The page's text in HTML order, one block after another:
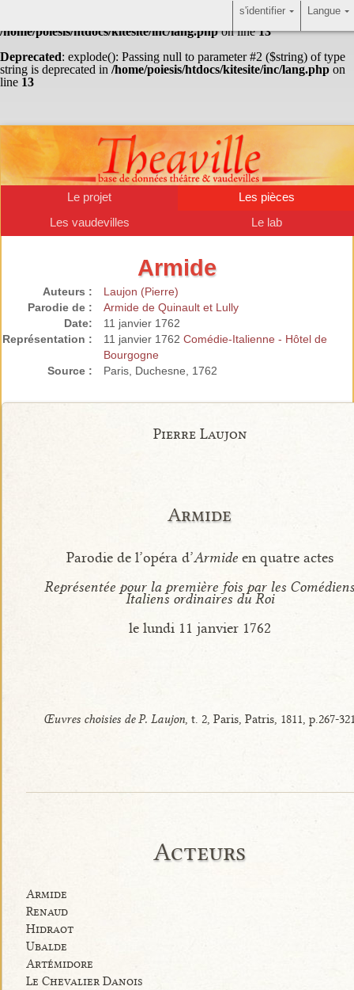
: Undefined array key "HTTP_ACCEPT_LANGUAGE" in
/home/poiesis/htdocs/kitesite/inc/lang.phpon line13
Deprecated: explode(): Passing null to parameter #2 ($string) of type
string is deprecated in /home/poiesis/htdocs/kitesite/inc/lang.php on
line 13
Le projet
Les pièces
Les vaudevilles
Le lab
Armide
Auteurs :
Laujon (Pierre)
Parodie de :
Armide de Quinault et Lully
Date:
11 janvier 1762
Représentation :
11 janvier 1762 Comédie-Italienne - Hôtel de
Bourgogne
Source :
Paris, Duchesne, 1762
Pierre Laujon
Armide
Parodie de l’opéra d’Armideen quatre actes
Représentée pour la première fois par les
Italiens ordinaires du Roi
le lundi 11 janvier 1762
Œuvres choisies de P. Laujon, t. 2, Paris, Patris, 1811, p.267-
Acteurs
Armide
Renaud
Hidraot
Ubalde
Artémidore
Le Chevalier Danois
Langue
s'identifier